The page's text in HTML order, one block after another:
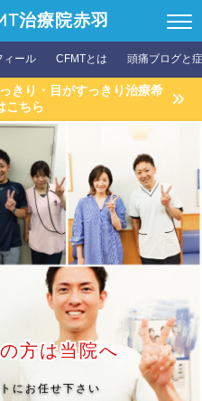
治療院赤羽
ィール CFMTとは 頭痛ブログと
きり・目がすっきり治療希
こちら
方は当院へ
にお任せ下さい